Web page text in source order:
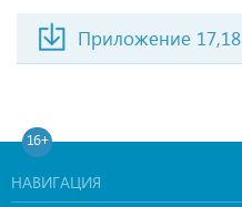
Приложение 17,18
16+
НАВИГАЦИЯ